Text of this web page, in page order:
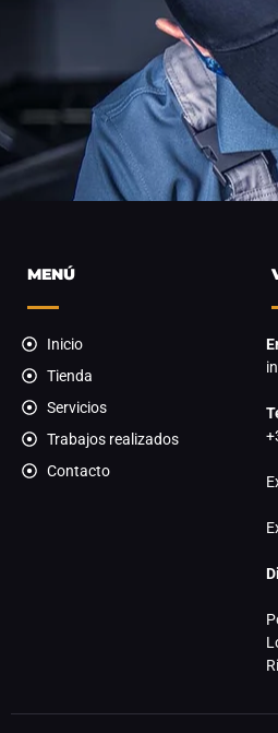
MENÚ
Inicio
Tienda
Servicios
Trabajos realizados
Contacto